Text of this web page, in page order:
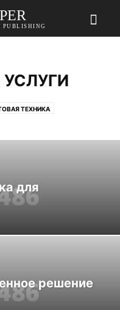
PUBLISHING
ТЕХНИКА
КРОВЛЯ
для
решение